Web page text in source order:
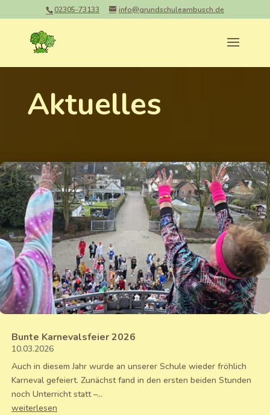
02305-73133 info@grundschuleambusch.de
Aktuelles
Bunte Karnevalsfeier 2026
10.03.2026
Auch in diesem Jahr wurde an unserer Schule wieder fröhlich
Karneval gefeiert. Zunächst fand in den ersten beiden Stunden
noch Unterricht statt –...
weiterlesen